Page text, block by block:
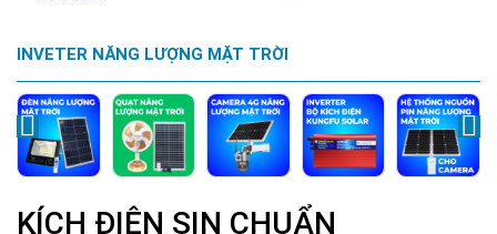
INVETER NĂNG LƯỢNG MẶT TRỜI
KÍCH ĐIỆN SIN CHUẨN